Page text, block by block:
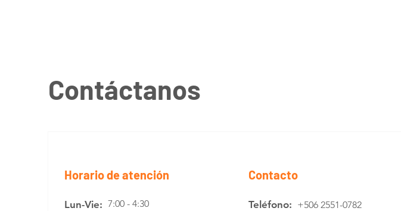
Contáctanos
Horario de atención
Lun-Vie: 7:00 - 4:30
Contacto
Teléfono: +506 2551-0782